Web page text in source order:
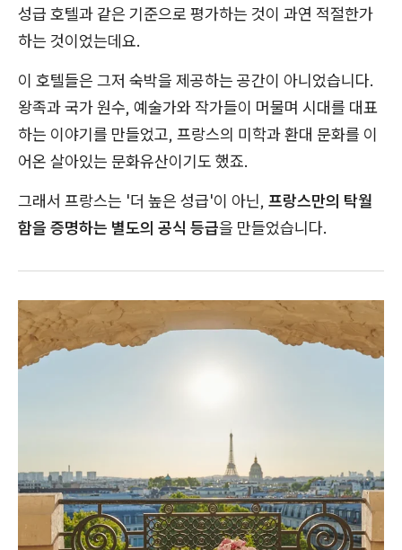
성급 호텔과 같은 기준으로 평가하는 것이 과연 적절한가
하는 것이었는데요.
이 호텔들은 그저 숙박을 제공하는 공간이 아니었습니다.
왕족과 국가 원수, 예술가와 작가들이 머물며 시대를 대표
하는 이야기를 만들었고, 프랑스의 미학과 환대 문화를 이
어온 살아있는 문화유산이기도 했죠.
그래서 프랑스는 '더 높은 성급'이 아닌, 프랑스만의 탁월
함을 증명하는 별도의 공식 등급을 만들었습니다.